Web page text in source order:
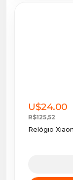
U$24.00
R$125,52
Relógio